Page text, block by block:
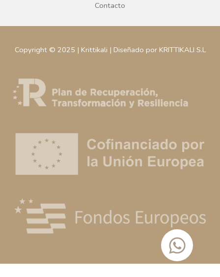
Contacto
Copyright © 2025 | Krittikali | Diseñado por KRITTIKALI S.L